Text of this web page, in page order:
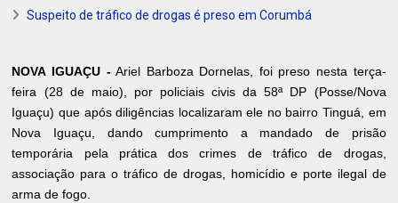
Suspeito de tráfico de drogas é preso em Corumbá
NOVA IGUAÇU -Ariel Barboza Dornelas, foi preso nesta terça-
feira (28 de maio), por policiais civis da 58ª DP (Posse/Nova
Iguaçu) que após diligências localizaram ele no bairro Tinguá, em
Nova Iguaçu, dando cumprimento a mandado de prisão
temporária pela prática dos crimes de tráfico de drogas,
associação para o tráfico de drogas, homicídio e porte ilegal de
arma de fogo.